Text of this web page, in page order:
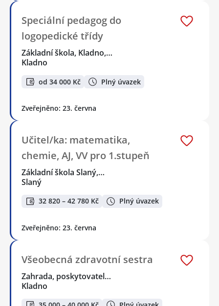
Speciální pedagog do
logopedické třídy
Základní škola, Kladno,…
Kladno
od 34 000 Kč Plný úvazek
Zveřejněno: 23. června
Učitel/ka: matematika,
chemie, AJ, VV pro 1.stupeň
Základní škola Slaný,…
Slaný
32 820 – 42 780 Kč Plný úvazek
Zveřejněno: 23. června
Všeobecná zdravotní sestra
Zahrada, poskytovatel…
Kladno